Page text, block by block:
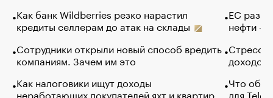
Как банк Wildberries резко нарастил
кредиты селлерам до атак на склады
Сотрудники открыли новый способ вредить
компаниям. Зачем им это
Как налоговики ищут доходы
неработающих покупателей яхт и квартир
ЕС
нефти —
Стресс
доходов
Что
для